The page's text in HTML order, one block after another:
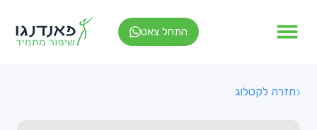
התחל צאט
חזרה לקטלוג